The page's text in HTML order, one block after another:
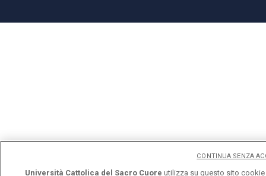
Università Cattolica del Sacro Cuore utilizza su questo sito cookie
CONTINUA SENZA